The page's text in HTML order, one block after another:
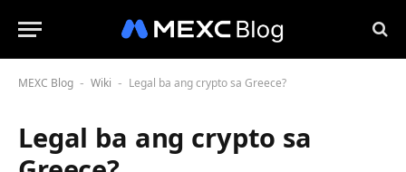
MEXC Blog - Wiki - Legal ba ang crypto sa Greece?
Legal ba ang crypto sa